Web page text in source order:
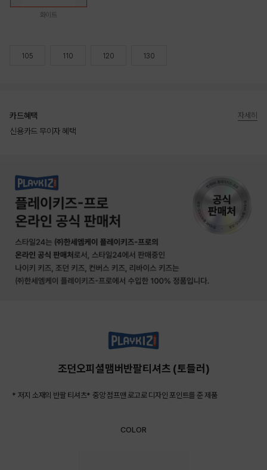
화이트
105 110 120 130
카드혜택
신용카드 무이자 혜택
자세히
조던오피셜맴버반팔티셔츠 (토들러)
* 저지 소재의 반팔 티셔츠* 중앙 점프맨 로고로 디자인 포인트를 준 제품
COLOR